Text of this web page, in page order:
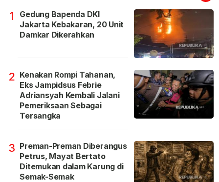
1
Gedung Bapenda DKI
Jakarta Kebakaran, 20 Unit
Damkar Dikerahkan
2 Kenakan Rompi Tahanan,
Eks Jampidsus Febrie
Adriansyah Kembali Jalani
Pemeriksaan Sebagai
Tersangka
3 Preman-Preman Diberangus
Petrus, Mayat Bertato
Ditemukan dalam Karung di
Semak-Semak